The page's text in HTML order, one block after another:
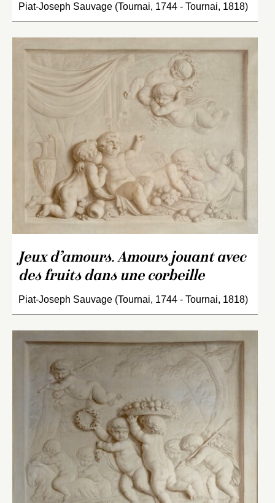
Piat-Joseph Sauvage (Tournai, 1744 - Tournai, 1818)
Jeux d’amours. Amours jouant avec
des fruits dans une corbeille
Piat-Joseph Sauvage (Tournai, 1744 - Tournai, 1818)